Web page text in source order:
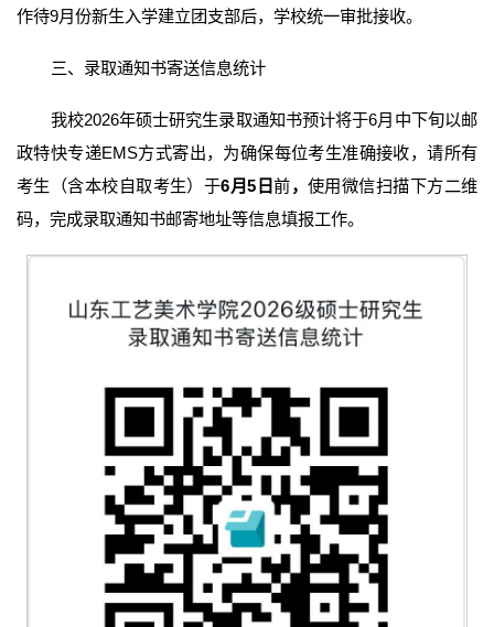
作待9月份新生入学建立团支部后，学校统一审批接收。
三、录取通知书寄送信息统计
我校2026年硕士研究生录取通知书预计将于6月中下旬以邮
政特快专递EMS方式寄出，为确保每位考生准确接收，请所有
考生（含本校自取考生）于6月5 日前，使用微信扫描下方二维
码，完成录取通知书邮寄地址等信息填报工作。